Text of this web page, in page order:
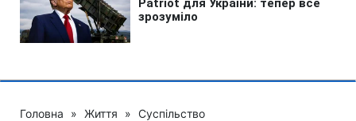
Головна » Життя » Суспільство